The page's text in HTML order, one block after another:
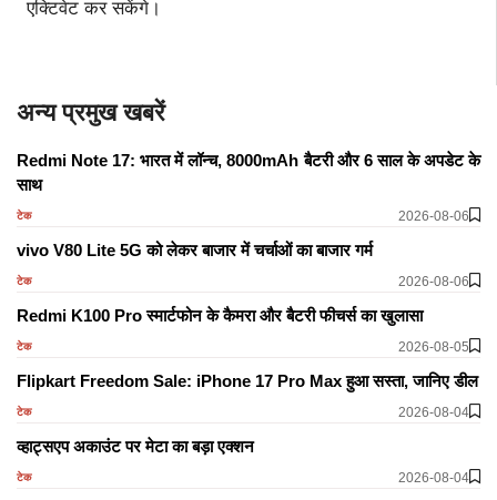
एक्टिवेट कर सकेंगे।
अन्य प्रमुख खबरें
Redmi Note 17: भारत में लॉन्च, 8000mAh बैटरी और 6 साल के अपडेट के
साथ
टेक 2026-08-06
vivo V80 Lite 5G को लेकर बाजार में चर्चाओं का बाजार गर्म
टेक 2026-08-06
Redmi K100 Pro स्मार्टफोन के कैमरा और बैटरी फीचर्स का खुलासा
टेक 2026-08-05
Flipkart Freedom Sale: iPhone 17 Pro Max हुआ सस्ता, जानिए डील
टेक 2026-08-04
व्हाट्सएप अकाउंट पर मेटा का बड़ा एक्शन
टेक 2026-08-04